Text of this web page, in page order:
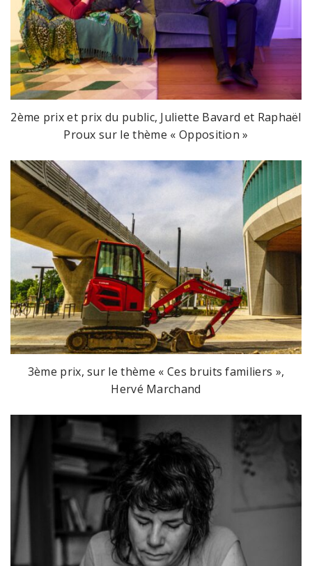
2ème prix et prix du public, Juliette Bavard et Raphaël
Proux sur le thème « Opposition »
3ème prix, sur le thème « Ces bruits familiers »,
Hervé Marchand